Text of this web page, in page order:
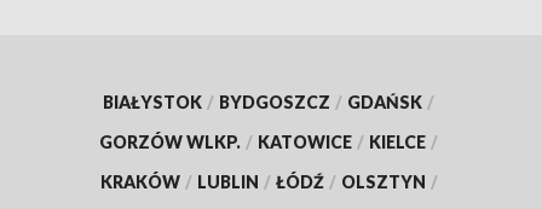
BIAŁYSTOK / BYDGOSZCZ / GDAŃSK /
GORZÓW WLKP. / KATOWICE / KIELCE /
KRAKÓW / LUBLIN / ŁÓDŹ / OLSZTYN /